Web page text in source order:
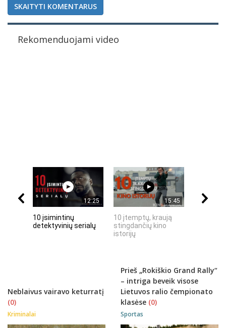
SKAITYTI KOMENTARUS
Rekomenduojami video
12:25
10 įsimintinų
detektyvinių serialų
15:45
10 įtemptų, kraują
stingdančių kino
istorijų
Neblaivus vairavo keturratį
(0)
Kriminalai
Prieš „Rokiškio Grand Rally“
– intriga beveik visose
Lietuvos ralio čempionato
klasėse (0)
Sportas